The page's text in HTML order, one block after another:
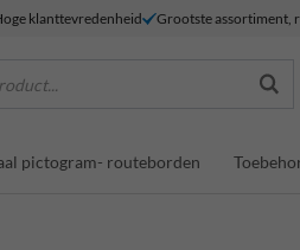
klanttevredenheid Grootste assortiment,
pictogram- routeborden